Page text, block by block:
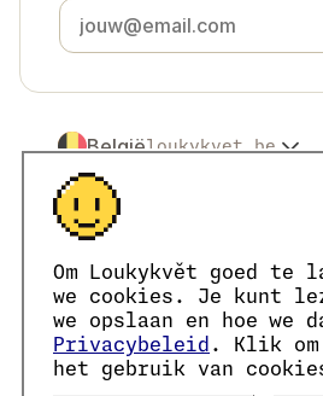
Om Loukykvět goed te
we cookies. Je kunt
we opslaan en hoe we
Privacybeleid . Klik om
het gebruik van
Belgiëloukykvet.be
Česko
Slovensko
Polskaloukykvet.pl
Österreichloukykvet.at
Deutschlandloukykvet.de
Franceloukykvet.fr
Danmarkloukykvet.dk
Eesti loukykvet.ee
© 2016 →
Loukykvět s.r.o. staat
We zijn aangesloten bij het
Wij geven plantenpaspoorten af
Ons registratienummer is
Het ID van de data box is
Het EORI-nummer is CZ05663687.
Wij zijn btw-plichtig.